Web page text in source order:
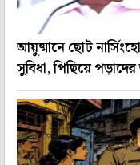
আয়ুষ্মানে ছোট
সুবিধা, পিছিয়ে